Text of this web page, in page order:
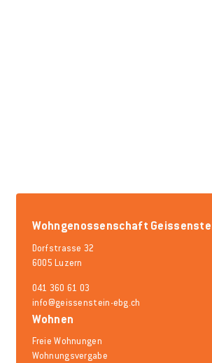
Wohngenossenschaft
Dorfstrasse 32
6005 Luzern
041 360 61 03
info@geissenstein-ebg.ch
Wohnen
Freie Wohnungen
Wohnungsvergabe